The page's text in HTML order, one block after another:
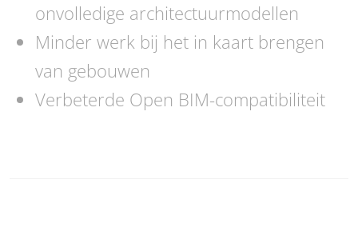
onvolledige architectuurmodellen
Minder werk bij het in kaart brengen
van gebouwen
Verbeterde Open BIM-compatibiliteit